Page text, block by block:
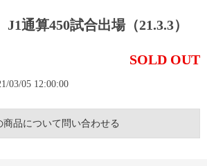
J1通算450試合出場（21.3.3）
SOLD OUT
03/05 12:00:00
商品について問い合わせる